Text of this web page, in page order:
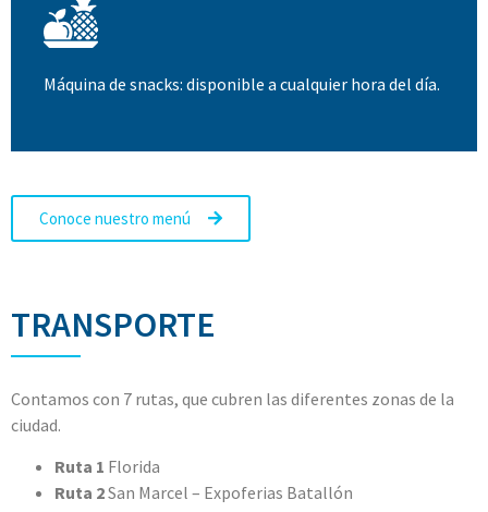
Máquina de snacks: disponible a cualquier hora del día.
Conoce nuestro menú
TRANSPORTE
Contamos con 7 rutas, que cubren las diferentes zonas de la
ciudad.
Ruta 1 Florida
Ruta 2San Marcel – Expoferias Batallón